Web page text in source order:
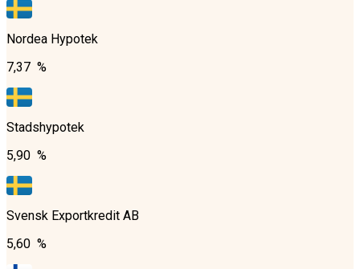
Nordea Hypotek
7,37 %
Stadshypotek
5,90 %
Svensk Exportkredit AB
5,60 %